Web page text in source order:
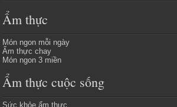
Ẩm thực
Món ngon mỗi ngày
Ẩm thực chay
Món ngon 3 miền
Ẩm thực cuộc sống
Sức khỏe ẩm thực